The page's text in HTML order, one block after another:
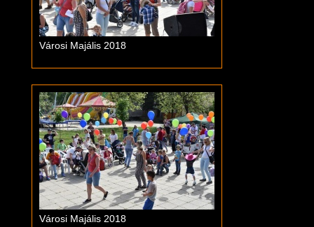
Városi Majális 2018
Városi Majális 2018